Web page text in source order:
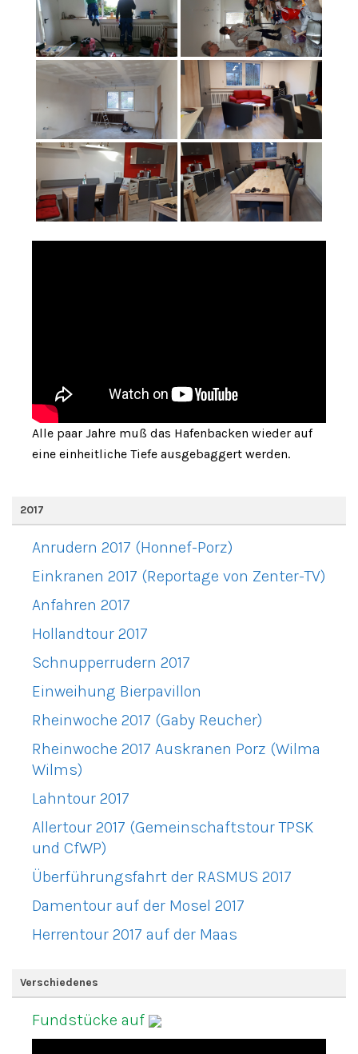
Alle paar Jahre muß das Hafenbacken wieder auf
eine einheitliche Tiefe ausgebaggert werden.
2017
Anrudern 2017 (Honnef-Porz)
Einkranen 2017 (Reportage von Zenter-TV)
Anfahren 2017
Hollandtour 2017
Schnupperrudern 2017
Einweihung Bierpavillon
Rheinwoche 2017 (Gaby Reucher)
Rheinwoche 2017 Auskranen Porz (Wilma
Wilms)
Lahntour 2017
Allertour 2017 (Gemeinschaftstour TPSK
und CfWP)
Überführungsfahrt der RASMUS 2017
Damentour auf der Mosel 2017
Herrentour 2017 auf der Maas
Verschiedenes
Fundstücke auf